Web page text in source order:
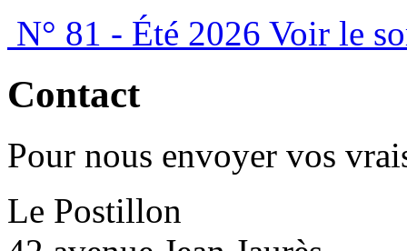
N° 81 - Été 2026 Voir le
Contact
Pour nous envoyer vos
Le Postillon